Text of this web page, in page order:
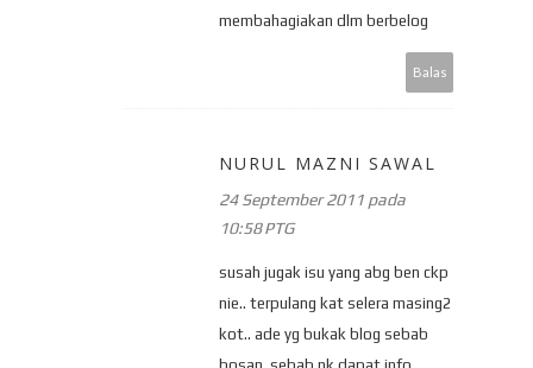
membahagiakan dlm berbelog
Balas
NURUL MAZNI SAWAL
24 September 2011 pada
10:58 PTG
susah jugak isu yang abg ben ckp
nie.. terpulang kat selera masing2
kot.. ade yg bukak blog sebab